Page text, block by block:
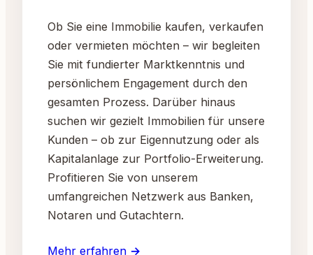
Ob Sie eine Immobilie kaufen, verkaufen
oder vermieten möchten – wir begleiten
Sie mit fundierter Marktkenntnis und
persönlichem Engagement durch den
gesamten Prozess. Darüber hinaus
suchen wir gezielt Immobilien für unsere
Kunden – ob zur Eigennutzung oder als
Kapitalanlage zur Portfolio-Erweiterung.
Profitieren Sie von unserem
umfangreichen Netzwerk aus Banken,
Notaren und Gutachtern.
Mehr erfahren →